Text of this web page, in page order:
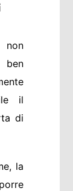
non
ben
il
di
la